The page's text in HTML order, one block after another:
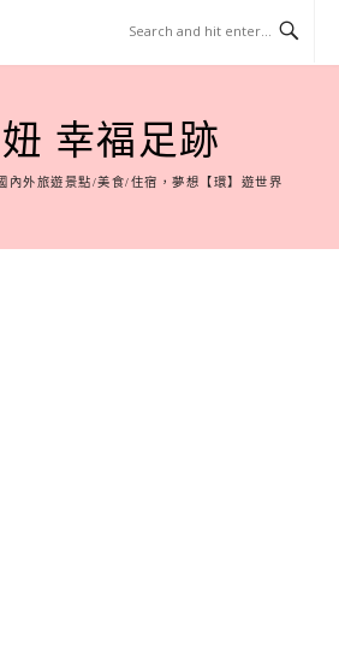
幸福足跡
內外旅遊景點/美食/住宿，夢想【環】遊世界